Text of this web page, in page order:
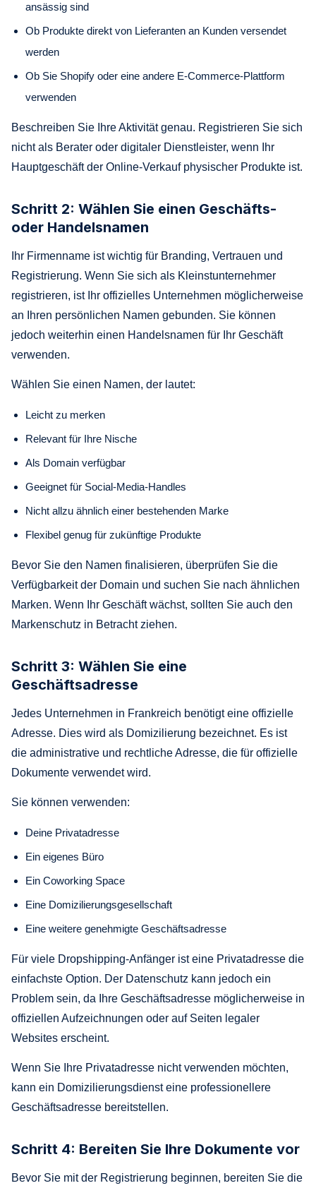
ansässig sind
Ob Produkte direkt von Lieferanten an Kunden versendet
werden
Ob Sie Shopify oder eine andere E-Commerce-Plattform
verwenden
Beschreiben Sie Ihre Aktivität genau. Registrieren Sie sich
nicht als Berater oder digitaler Dienstleister, wenn Ihr
Hauptgeschäft der Online-Verkauf physischer Produkte ist.
Schritt 2: Wählen Sie einen Geschäfts-
oder Handelsnamen
Ihr Firmenname ist wichtig für Branding, Vertrauen und
Registrierung. Wenn Sie sich als Kleinstunternehmer
registrieren, ist Ihr offizielles Unternehmen möglicherweise
an Ihren persönlichen Namen gebunden. Sie können
jedoch weiterhin einen Handelsnamen für Ihr Geschäft
verwenden.
Wählen Sie einen Namen, der lautet:
Leicht zu merken
Relevant für Ihre Nische
Als Domain verfügbar
Geeignet für Social-Media-Handles
Nicht allzu ähnlich einer bestehenden Marke
Flexibel genug für zukünftige Produkte
Bevor Sie den Namen finalisieren, überprüfen Sie die
Verfügbarkeit der Domain und suchen Sie nach ähnlichen
Marken. Wenn Ihr Geschäft wächst, sollten Sie auch den
Markenschutz in Betracht ziehen.
Schritt 3: Wählen Sie eine
Geschäftsadresse
Jedes Unternehmen in Frankreich benötigt eine offizielle
Adresse. Dies wird als Domizilierung bezeichnet. Es ist
die administrative und rechtliche Adresse, die für offizielle
Dokumente verwendet wird.
Sie können verwenden:
Deine Privatadresse
Ein eigenes Büro
Ein Coworking Space
Eine Domizilierungsgesellschaft
Eine weitere genehmigte Geschäftsadresse
Für viele Dropshipping-Anfänger ist eine Privatadresse die
einfachste Option. Der Datenschutz kann jedoch ein
Problem sein, da Ihre Geschäftsadresse möglicherweise in
offiziellen Aufzeichnungen oder auf Seiten legaler
Websites erscheint.
Wenn Sie Ihre Privatadresse nicht verwenden möchten,
kann ein Domizilierungsdienst eine professionellere
Geschäftsadresse bereitstellen.
Schritt 4: Bereiten Sie Ihre Dokumente vor
Bevor Sie mit der Registrierung beginnen, bereiten Sie die